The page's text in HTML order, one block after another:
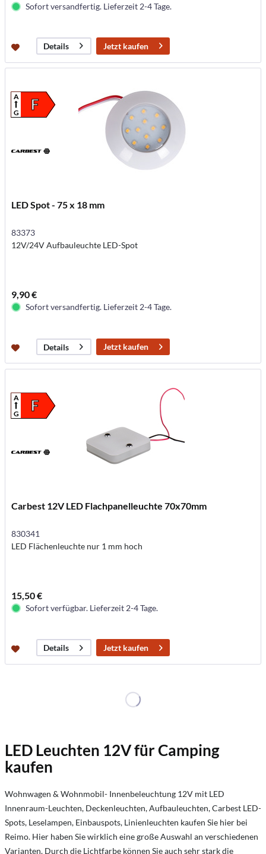
Sofort versandfertig. Lieferzeit 2-4 Tage.
Details Jetzt kaufen
F
A
G
LED Spot - 75 x 18 mm
83373
12V/24V Aufbauleuchte LED-Spot
9,90 €
Sofort versandfertig. Lieferzeit 2-4 Tage.
Details Jetzt kaufen
F
A
G
Carbest 12V LED Flachpanelleuchte 70x70mm
830341
LED Flächenleuchte nur 1 mm hoch
15,50 €
Sofort verfügbar. Lieferzeit 2-4 Tage.
Details Jetzt kaufen
LED Leuchten 12V für Camping
kaufen
Wohnwagen & Wohnmobil- Innenbeleuchtung 12V mit LED
Innenraum-Leuchten, Deckenleuchten, Aufbauleuchten, Carbest LED-
Spots, Leselampen, Einbauspots, Linienleuchten kaufen Sie hier bei
Reimo. Hier haben Sie wirklich eine große Auswahl an verschiedenen
Varianten. Durch die Lichtfarbe können Sie auch sehr stark die